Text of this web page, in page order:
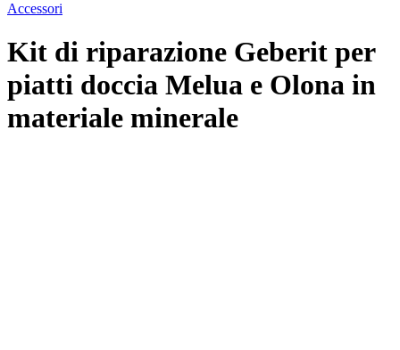
Accessori
Kit di riparazione Geberit per
piatti doccia Melua e Olona in
materiale minerale